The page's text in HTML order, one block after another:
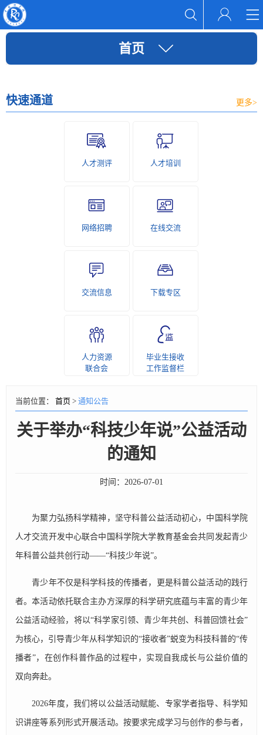
首页
快速通道 更多>
人才测评 人才培训
网络招聘 在线交流
交流信息 下载专区
人力资源
联合会
毕业生接收
工作监督栏
当前位置： 首页 > 通知公告
关于举办“科技少年说”公益活动
的通知
时间： 2026-07-01
为聚力弘扬科学精神，坚守科普公益活动初心，中国科学院
人才交流开发中心联合中国科学院大学教育基金会共同发起青少
年科普公益共创行动——“科技少年说”。
青少年不仅是科学科技的传播者，更是科普公益活动的践行
者。本活动依托联合主办方深厚的科学研究底蕴与丰富的青少年
公益活动经验，将以“科学家引领、青少年共创、科普回馈社会”
为核心，引导青少年从科学知识的“接收者”蜕变为科技科普的“传
播者”，在创作科普作品的过程中，实现自我成长与公益价值的
双向奔赴。
2026年度，我们将以公益活动赋能、专家学者指导、科学知
识讲座等系列形式开展活动。按要求完成学习与创作的参与者，